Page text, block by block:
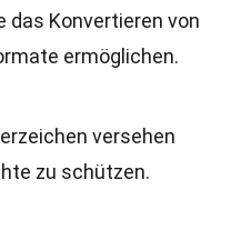
das Konvertieren von
ermöglichen.
versehen
zu schützen.